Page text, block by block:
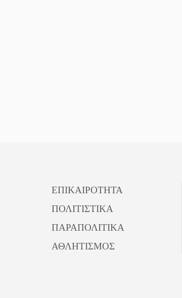
ΕΠΙΚΑΙΡΟΤΗΤΑ
ΠΟΛΙΤΙΣΤΙΚΑ
ΠΑΡΑΠΟΛΙΤΙΚΑ
ΑΘΛΗΤΙΣΜΟΣ